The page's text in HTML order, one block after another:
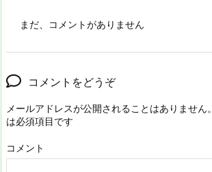
まだ、コメントがありません
コメントをどうぞ
メールアドレスが公開されることはありません。
は必須項目です
コメント